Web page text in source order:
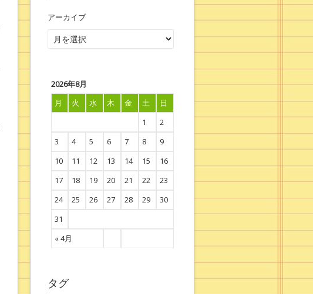
アーカイブ
2026年8月
月
火 水 木 金 土 日
« 4月
1
2
3
4 5 6 7 8
9
10
11 12 13 14 15
16
17
18 19 20 21 22
23
24
25 26 27 28 29
30
31
タグ